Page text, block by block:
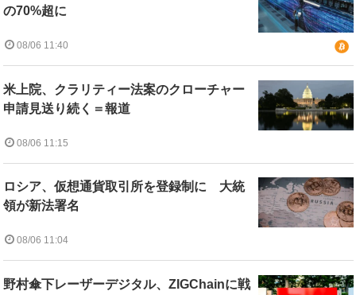
の70%超に
08/06 11:40
米上院、クラリティー法案のクローチャー
申請見送り続く＝報道
08/06 11:15
ロシア、仮想通貨取引所を登録制に 大統
領が新法署名
08/06 11:04
野村傘下レーザーデジタル、ZIGChainに戦